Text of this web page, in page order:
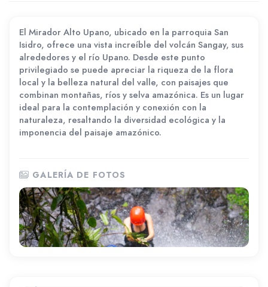
El Mirador Alto Upano, ubicado en la parroquia San
Isidro, ofrece una vista increíble del volcán Sangay, sus
alrededores y el río Upano. Desde este punto
privilegiado se puede apreciar la riqueza de la flora
local y la belleza natural del valle, con paisajes que
combinan montañas, ríos y selva amazónica. Es un lugar
ideal para la contemplación y conexión con la
naturaleza, resaltando la diversidad ecológica y la
imponencia del paisaje amazónico.
GALERÍA DE FOTOS